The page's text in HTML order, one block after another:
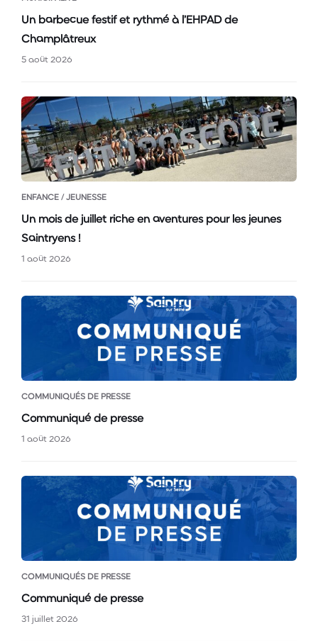
Un barbecue festif et rythmé à l’EHPAD de
Champlâtreux
5 août 2026
ENFANCE / JEUNESSE
Un mois de juillet riche en aventures pour les jeunes
Saintryens !
1 août 2026
COMMUNIQUÉS DE PRESSE
Communiqué de presse
1 août 2026
COMMUNIQUÉS DE PRESSE
Communiqué de presse
31 juillet 2026